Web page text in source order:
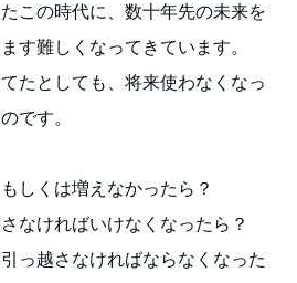
この時代に、数十年先の未来を
す難しくなってきています。
たとしても、将来使わなくなっ
です。
しくは増えなかったら？
なければいけなくなったら？
っ越さなければならなくなった